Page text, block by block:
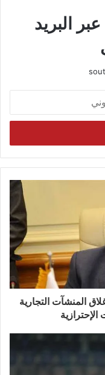
البريد
المنشآت التجارية